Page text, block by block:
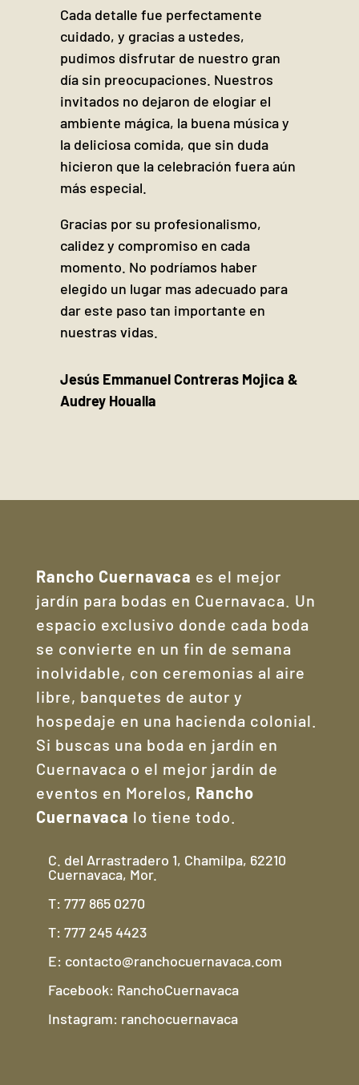
Cada detalle fue perfectamente
cuidado, y gracias a ustedes,
pudimos disfrutar de nuestro gran
día sin preocupaciones. Nuestros
invitados no dejaron de elogiar el
ambiente mágica, la buena música y
la deliciosa comida, que sin duda
hicieron que la celebración fuera aún
más especial.
Gracias por su profesionalismo,
calidez y compromiso en cada
momento. No podríamos haber
elegido un lugar mas adecuado para
dar este paso tan importante en
nuestras vidas.
Jesús Emmanuel Contreras Mojica &
Audrey Houalla
Rancho Cuernavaca es el mejor
jardín para bodas en Cuernavaca. Un
espacio exclusivo donde cada boda
se convierte en un fin de semana
inolvidable, con ceremonias al aire
libre, banquetes de autor y
hospedaje en una hacienda colonial.
Si buscas una boda en jardín en
Cuernavaca o el mejor jardín de
eventos en Morelos, Rancho
Cuernavaca lo tiene todo.
C. del Arrastradero 1, Chamilpa, 62210
Cuernavaca, Mor.
T: 777 865 0270
T: 777 245 4423
E: contacto@ranchocuernavaca.com
Facebook: RanchoCuernavaca
Instagram: ranchocuernavaca